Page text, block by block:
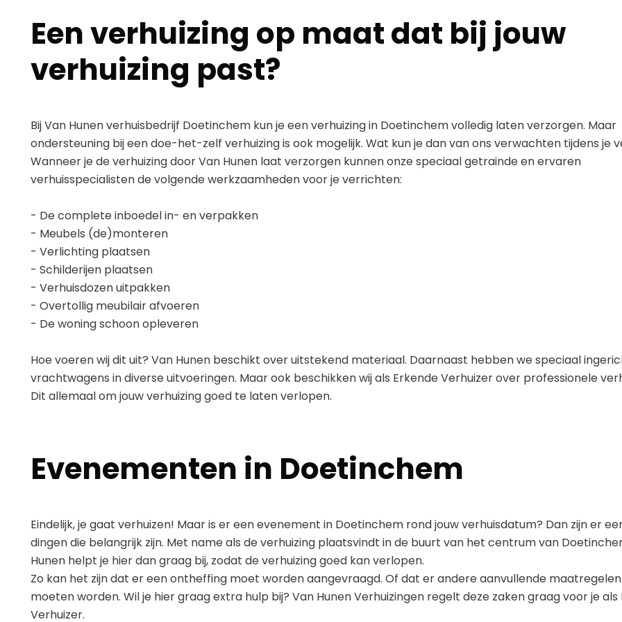
Een verhuizing op maat dat bij jouw
verhuizing past?
Bij Van Hunen verhuisbedrijf Doetinchem kun je een verhuizing in Doetinchem volledig laten verzorgen. Maar
ondersteuning bij een doe-het-zelf verhuizing is ook mogelijk. Wat kun je dan van ons verwachten tijdens je
Wanneer je de verhuizing door Van Hunen laat verzorgen kunnen onze speciaal getrainde en ervaren
verhuisspecialisten de volgende werkzaamheden voor je verrichten:
- De complete inboedel in- en verpakken
- Meubels (de)monteren
- Verlichting plaatsen
- Schilderijen plaatsen
- Verhuisdozen uitpakken
- Overtollig meubilair afvoeren
- De woning schoon opleveren
Hoe voeren wij dit uit? Van Hunen beschikt over uitstekend materiaal. Daarnaast hebben we speciaal
vrachtwagens in diverse uitvoeringen. Maar ook beschikken wij als Erkende Verhuizer over professionele
Dit allemaal om jouw verhuizing goed te laten verlopen.
Evenementen in Doetinchem
Eindelijk, je gaat verhuizen! Maar is er een evenement in Doetinchem rond jouw verhuisdatum? Dan zijn er
dingen die belangrijk zijn. Met name als de verhuizing plaatsvindt in de buurt van het centrum van
Hunen helpt je hier dan graag bij, zodat de verhuizing goed kan verlopen.
Zo kan het zijn dat er een ontheffing moet worden aangevraagd. Of dat er andere aanvullende
moeten worden. Wil je hier graag extra hulp bij? Van Hunen Verhuizingen regelt deze zaken graag voor je als
Verhuizer.